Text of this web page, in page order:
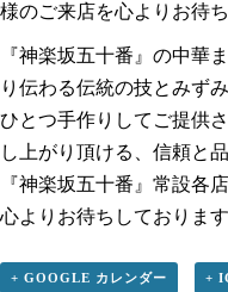
様のご来店を心よりお待
『神楽坂五十番』の中華
り伝わる伝統の技とみず
ひとつ手作りしてご提供
し上がり頂ける、信頼と
『神楽坂五十番』常設各
心よりお待ちしております
+ GOOGLE カレンダー +